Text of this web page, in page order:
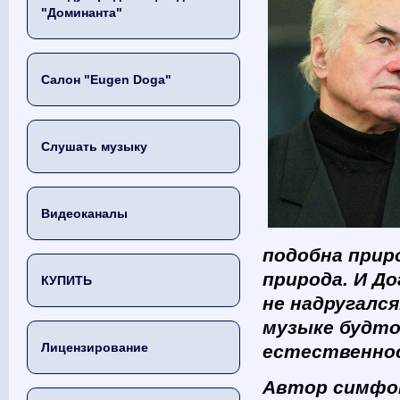
"Доминанта"
Салон "Eugen Doga"
Слушать музыку
Видеоканалы
КУПИТЬ
Лицензирование
подобна
природа. И
не
музыке
Автор